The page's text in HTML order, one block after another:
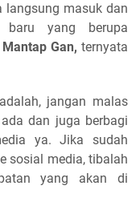
langsung masuk dan
baru yang berupa
Mantap Gan,ternyata
jangan malas
dan juga berbagi
ya. Jika sudah
sosial media, tibalah
yang akan di